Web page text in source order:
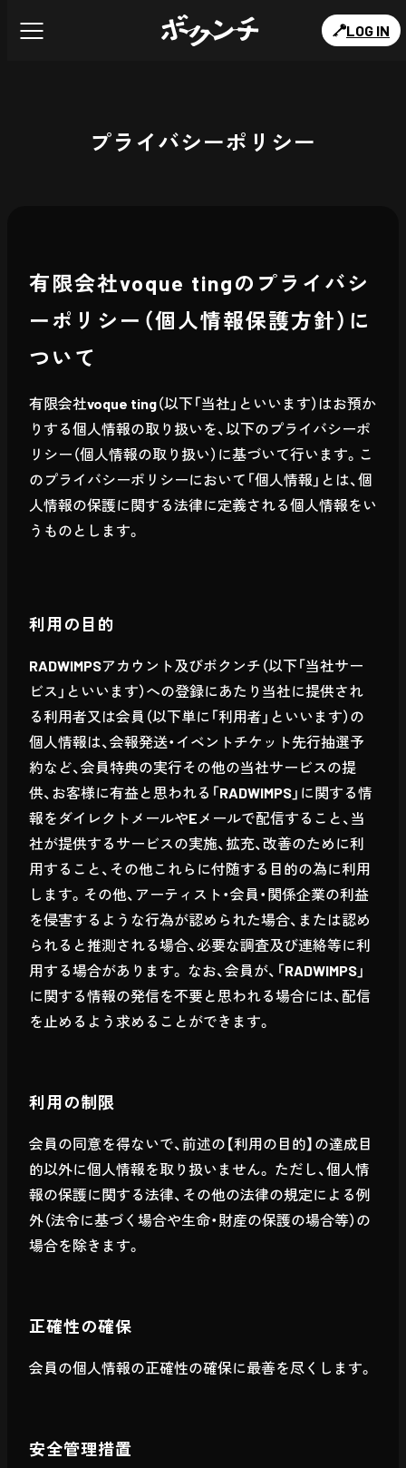
LOG IN
プライバシーポリシー
有限会社voque tingのプライバシ
ーポリシー（個人情報保護方針）に
ついて
有限会社voque ting（以下「当社」といいます）はお預か
りする個人情報の取り扱いを、以下のプライバシーポ
リシー（個人情報の取り扱い）に基づいて行います。こ
のプライバシーポリシーにおいて「個人情報」とは、個
人情報の保護に関する法律に定義される個人情報をい
うものとします。
利用の目的
RADWIMPSアカウント及びボクンチ（以下「当社サー
ビス」といいます）への登録にあたり当社に提供され
る利用者又は会員（以下単に「利用者」といいます）の
個人情報は、会報発送・イベントチケット先行抽選予
約など、会員特典の実行その他の当社サービスの提
供、お客様に有益と思われる「RADWIMPS」に関する情
報をダイレクトメールやEメールで配信すること、当
社が提供するサービスの実施、拡充、改善のために利
用すること、その他これらに付随する目的の為に利用
します。その他、アーティスト・会員・関係企業の利益
を侵害するような行為が認められた場合、または認め
られると推測される場合、必要な調査及び連絡等に利
用する場合があります。 なお、会員が、「RADWIMPS」
に関する情報の発信を不要と思われる場合には、配信
を止めるよう求めることができます。
利用の制限
会員の同意を得ないで、前述の【利用の目的】の達成目
的以外に個人情報を取り扱いません。 ただし、個人情
報の保護に関する法律、その他の法律の規定による例
外（法令に基づく場合や生命・財産の保護の場合等）の
場合を除きます。
正確性の確保
会員の個人情報の正確性の確保に最善を尽くします。
安全管理措置